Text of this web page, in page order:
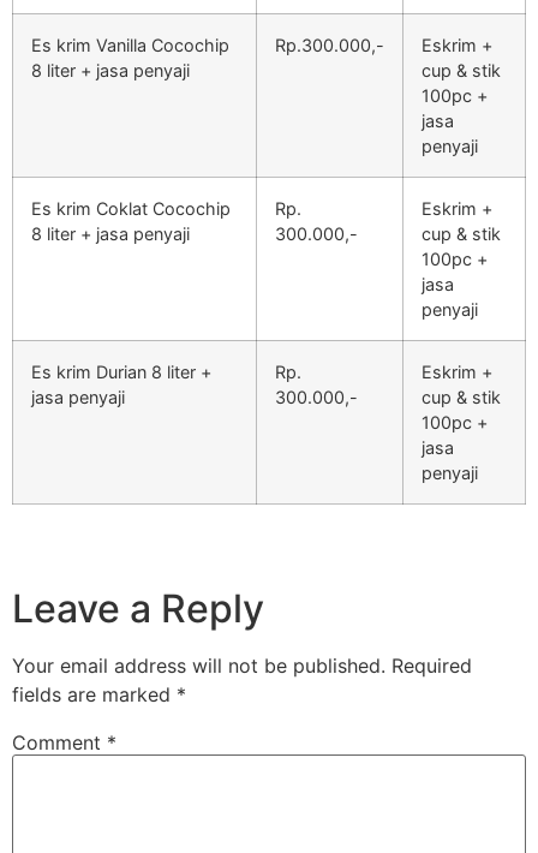
Es krim Vanilla Cocochip
8 liter + jasa penyaji
Rp.300.000,-
Eskrim +
cup & stik
100pc +
jasa
penyaji
Es krim Coklat Cocochip
8 liter + jasa penyaji
Rp.
300.000,-
Eskrim +
cup & stik
100pc +
jasa
penyaji
Es krim Durian 8 liter +
jasa penyaji
Rp.
300.000,-
Eskrim +
cup & stik
100pc +
jasa
penyaji
Leave a Reply
Your email address will not be published. Required
fields are marked *
Comment *